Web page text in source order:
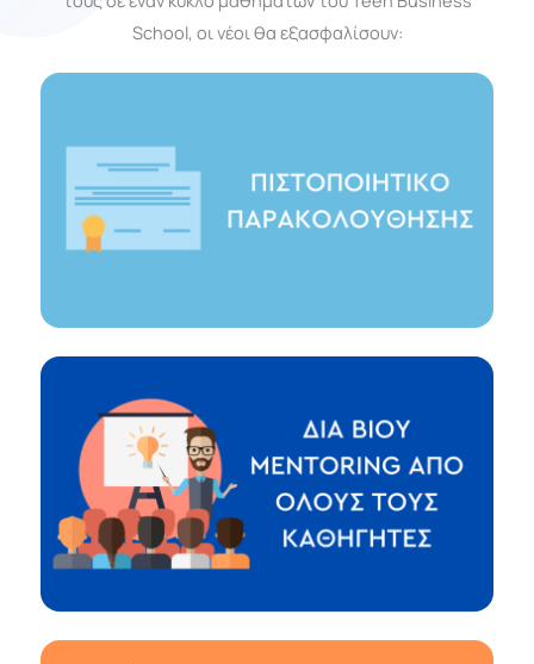
School, οι νέοι θα εξασφαλίσουν: